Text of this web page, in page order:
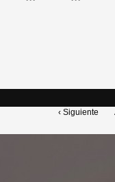
‹ Siguiente